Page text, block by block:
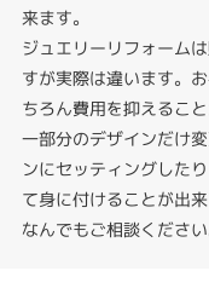
来ます。
ジュエリーリフォーム
すが実際は違います。
ちろん費用を抑えること
一部分のデザインだけ
ンにセッティングした
て身に付けることが出
なんでもご相談ください